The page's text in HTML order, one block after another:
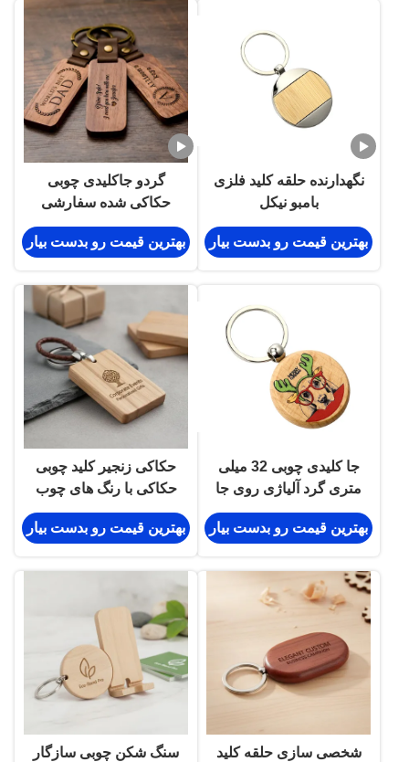
نگهدارنده حلقه کلید فلزی
بامبو نیکل
بهترین قیمت رو بدست بیار
گردو جاکلیدی چوبی
حکاکی شده سفارشی
برای دفتر ماشین خانگی
4.5 X 1 اینچی
بهترین قیمت رو بدست بیار
جا کلیدی چوبی 32 میلی
متری گرد آلیاژی روی جا
کلیدی چوبی ساده
بهترین قیمت رو بدست بیار
حکاکی زنجیر کلید چوبی
حکاکی با رنگ های چوب
طبیعی سوغاتی مناسب
برای رویدادهای شرکتی
بهترین قیمت رو بدست بیار
شخصی سازی حلقه کلید
سنگ شکن چوبی سازگار